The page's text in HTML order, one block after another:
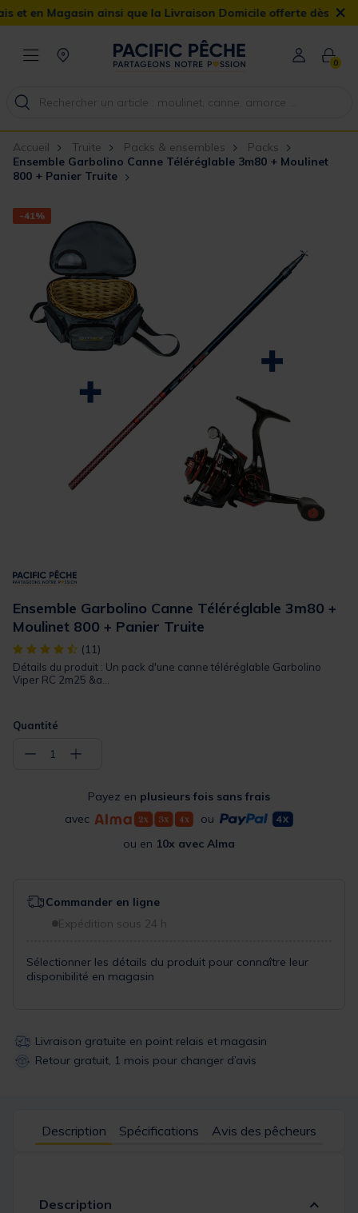
ainsi que la Livraison Domicile offerte dès 90€ ×
0
Accueil Truite Packs & ensembles
Packs
Ensemble Garbolino Canne Téléréglable 3m80 + Moulinet
800 + Panier Truite
-41%
Ensemble Garbolino Canne Téléréglable 3m80 +
Moulinet 800 + Panier Truite
[object Object] out of 5 Customer Rating
(11)
Détails du produit : Un pack d'une canne téléréglable Garbolino
Viper RC 2m25 &a...
Quantité
− 1 +
Payez en plusieurs fois sans frais
avec
ou
ou en 10x avec Alma
Commander en ligne
Expédition sous 24 h
Sélectionner les détails du produit pour connaître leur
disponibilité en magasin
Livraison gratuite en point relais et magasin
Retour gratuit, 1 mois pour changer d’avis
Description Spécifications Avis des pêcheurs
Description